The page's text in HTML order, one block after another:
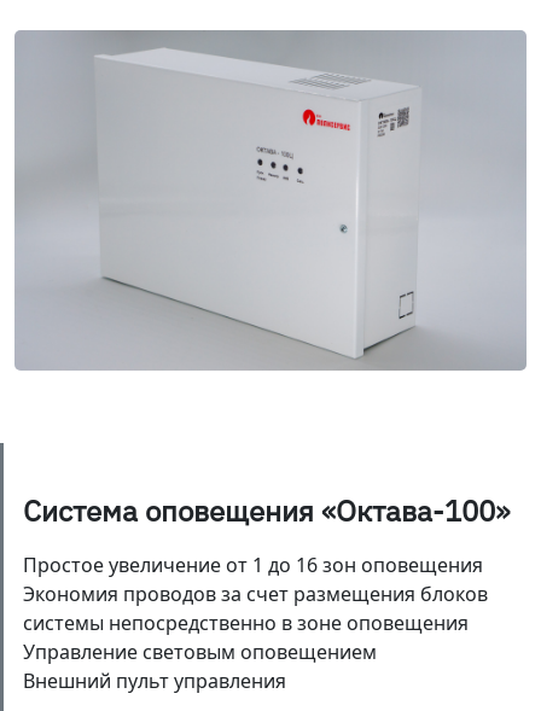
Система оповещения «Октава-100»
Простое увеличение от 1 до 16 зон оповещения
Экономия проводов за счет размещения блоков
системы непосредственно в зоне оповещения
Управление световым оповещением
Внешний пульт управления